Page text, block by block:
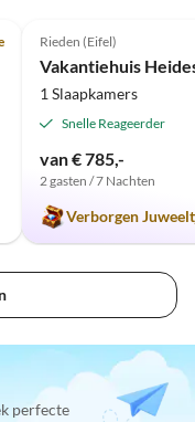
Rieden (Eifel)
Vakantiehuis
1 Slaapkamers
Snelle Reageerder
van € 785,-
2 gasten / 7 Nachten
Verborgen
perfecte